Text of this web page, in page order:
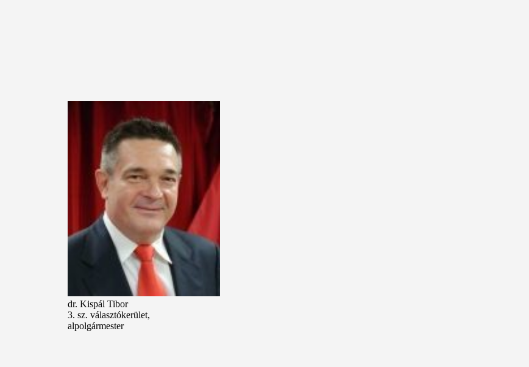
dr. Kispál Tibor
3. sz. választókerület,
alpolgármester